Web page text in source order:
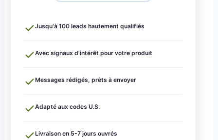
Jusqu'à 100 leads hautement qualifiés
Avec signaux d'intérêt pour votre produit
Messages rédigés, prêts à envoyer
Adapté aux codes U.S.
Livraison en 5-7 jours ouvrés